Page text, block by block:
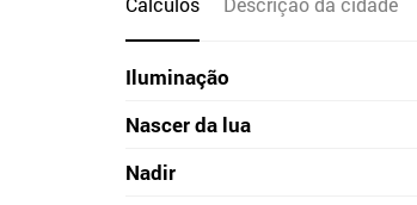
Iluminação
Nascer da lua
Nadir